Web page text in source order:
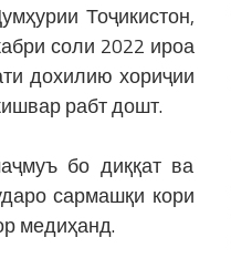
Тоҷикистон,
соли 2022 ироа
дохилию хориҷии
рабт дошт.
бо диққат ва
сармашқи кори
медиҳанд.